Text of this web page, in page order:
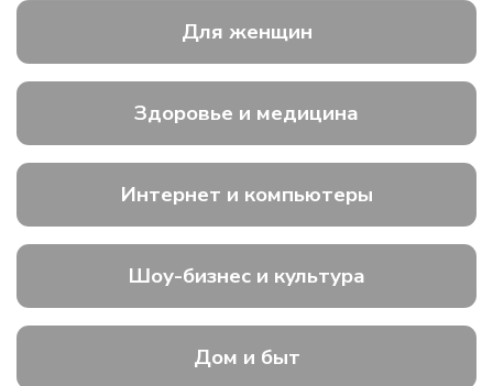
Для женщин
Здоровье и медицина
Интернет и компьютеры
Шоу-бизнес и культура
Дом и быт